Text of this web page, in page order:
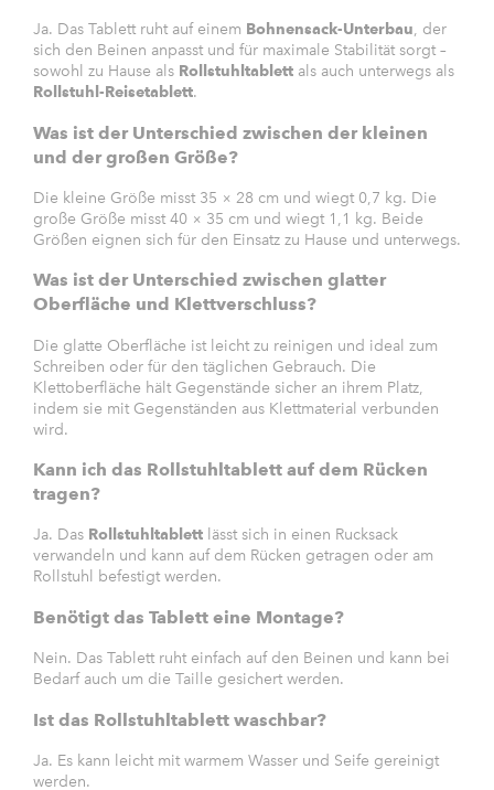
Ja. Das Tablett ruht auf einem Bohnensack-Unterbau, der
sich den Beinen anpasst und für maximale Stabilität sorgt –
sowohl zu Hause als Rollstuhltablett als auch unterwegs als
Rollstuhl-Reisetablett.
Was ist der Unterschied zwischen der kleinen
und der großen Größe?
Die kleine Größe misst 35 × 28 cm und wiegt 0,7 kg. Die
große Größe misst 40 × 35 cm und wiegt 1,1 kg. Beide
Größen eignen sich für den Einsatz zu Hause und unterwegs.
Was ist der Unterschied zwischen glatter
Oberfläche und Klettverschluss?
Die glatte Oberfläche ist leicht zu reinigen und ideal zum
Schreiben oder für den täglichen Gebrauch. Die
Klettoberfläche hält Gegenstände sicher an ihrem Platz,
indem sie mit Gegenständen aus Klettmaterial verbunden
wird.
Kann ich das Rollstuhltablett auf dem Rücken
tragen?
Ja. Das Rollstuhltablett lässt sich in einen Rucksack
verwandeln und kann auf dem Rücken getragen oder am
Rollstuhl befestigt werden.
Benötigt das Tablett eine Montage?
Nein. Das Tablett ruht einfach auf den Beinen und kann bei
Bedarf auch um die Taille gesichert werden.
Ist das Rollstuhltablett waschbar?
Ja. Es kann leicht mit warmem Wasser und Seife gereinigt
werden.